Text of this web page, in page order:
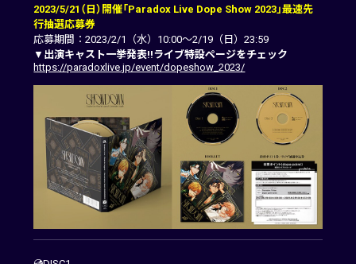
2023/5/21（日）開催「Paradox Live Dope Show 2023」最速先
行抽選応募券
応募期間：2023/2/1（水）10:00～2/19（日）23:59
▼ 出演キャスト一挙発表!!ライブ特設ページをチェック
https://paradoxlive.jp/event/dopeshow_2023/